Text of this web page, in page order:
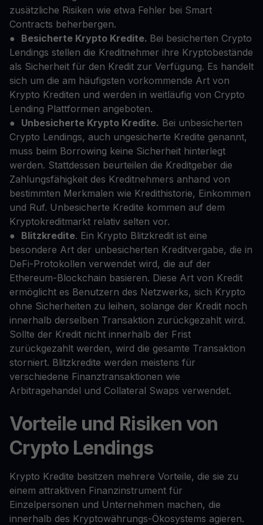
zusätzliche Risiken wie etwa Fehler bei Smart
Contracts beherbergen.
● Besicherte Krypto Kredite. Bei besicherten Crypto
Lendings stellen die Kreditnehmer ihre Kryptobestände
als Sicherheit für den Kredit zur Verfügung. Es handelt
sich um die am häufigsten vorkommende Art von
Krypto Krediten und werden in weitläufig von Crypto
Lending Plattformen angeboten.
● Unbesicherte Krypto Kredite. Bei unbesicherten
Crypto Lendings, auch ungesicherte Kredite genannt,
muss beim Borrowing keine Sicherheit hinterlegt
werden. Stattdessen beurteilen die Kreditgeber die
Zahlungsfähigkeit des Kreditnehmers anhand von
bestimmten Merkmalen wie Kredithistorie, Einkommen
und Ruf. Unbesicherte Kredite kommen auf dem
Kryptokreditmarkt relativ selten vor.
● Blitzkredite. Ein Krypto Blitzkredit ist eine
besondere Art der unbesicherten Kreditvergabe, die in
DeFi-Protokollen verwendet wird, die auf der
Ethereum-Blockchain basieren. Diese Art von Kredit
ermöglicht es Benutzern des Netzwerks, sich Krypto
ohne Sicherheiten zu leihen, solange der Kredit noch
innerhalb derselben Transaktion zurückgezahlt wird.
Sollte der Kredit nicht innerhalb der Frist
zurückgezahlt werden, wird die gesamte Transaktion
storniert. Blitzkredite werden meistens für
verschiedene Finanztransaktionen wie
Arbitragehandel und Collateral Swaps verwendet.
Vorteile und Risiken von
Crypto Lendings
Krypto Kredite besitzen mehrere Vorteile, die sie zu
einem attraktiven Finanzinstrument für
Einzelpersonen und Unternehmen machen, die
innerhalb des Kryptowährungs-Ökosystems agieren.